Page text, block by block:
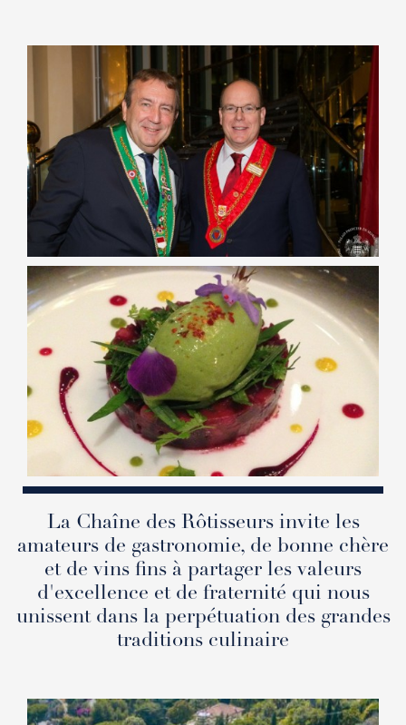
La Chaîne des Rôtisseurs invite les
amateurs de gastronomie, de bonne chère
et de vins fins à partager les valeurs
d'excellence et de fraternité qui nous
unissent dans la perpétuation des grandes
traditions culinaire